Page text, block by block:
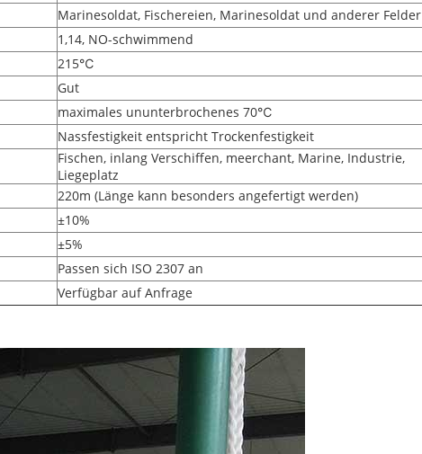
Marinesoldat, Fischereien, Marinesoldat und anderer Felder
1,14, NO-schwimmend
215℃
Gut
maximales ununterbrochenes 70℃
Nassfestigkeit entspricht Trockenfestigkeit
Fischen, inlang Verschiffen, meerchant, Marine, Industrie,
Liegeplatz
220m (Länge kann besonders angefertigt werden)
±10%
±5%
Passen sich ISO 2307 an
Verfügbar auf Anfrage